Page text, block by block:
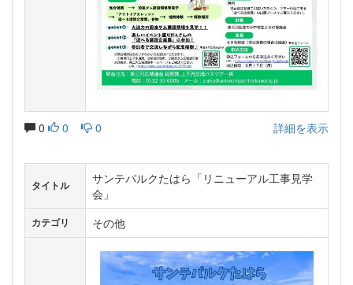
0 0 0 詳細を表示
タイトル
サンテパルクたはら「リニューアル工事見学
会」
カテゴリ その他